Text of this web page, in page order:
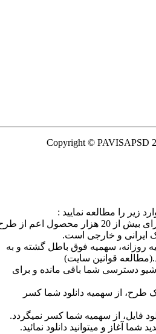
Copyright © PAVISAPSD
زیر را مطالعه نمایید :
:: اشتراکی که تهیه می‌کنید برای بیش از 20 هزار محصول اعم از طرح
ایرانی و خارجی است.
روزانه، سهمیه فوق باطل گشته و به
قوانین سایت)
دسترسی شما باقی مانده و برای
طرح، از سهمیه دانلود شما کسر
فایل، از سهمیه شما کسر نمیگردد.